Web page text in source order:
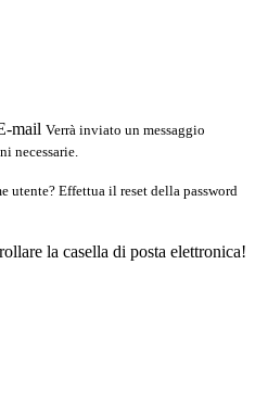
mail Verrà inviato un messaggio
necessarie.
utente? Effettua il reset della password
la casella di posta elettronica!